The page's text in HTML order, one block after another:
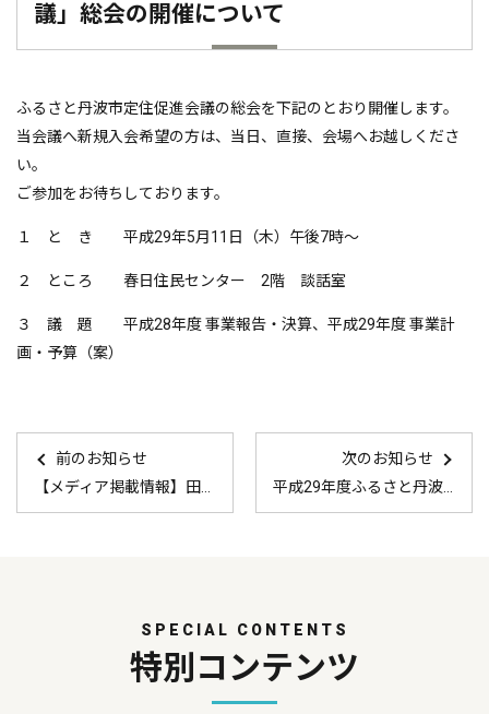
議」総会の開催について
ふるさと丹波市定住促進会議の総会を下記のとおり開催します。
当会議へ新規入会希望の方は、当日、直接、 会場へお越しくださ
い。
ご参加をお待ちしております。
１ と き 平成29年5月11日（木）午後7時～
２ ところ 春日住民センター 2階 談話室
３ 議 題 平成28年度 事業報告・決算、平成29年度 事業計
画・予算（案）
前のお知らせ
次のお知らせ
平成29年度ふるさと丹波市定住促進会議の事業計画・予算の公表について
SPECIAL CONTENTS
特別コンテンツ